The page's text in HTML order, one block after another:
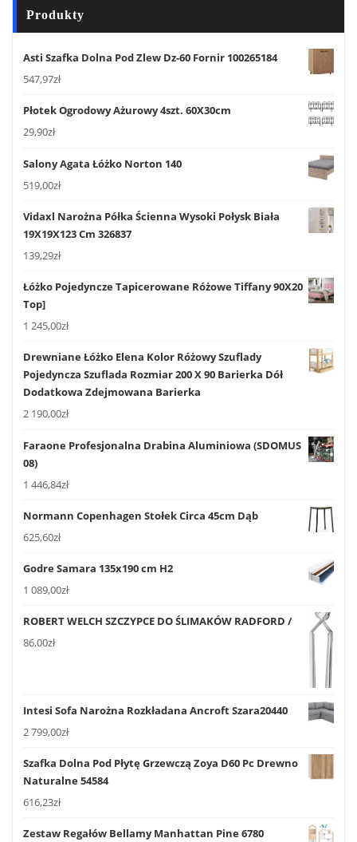
Produkty
Asti Szafka Dolna Pod Zlew Dz-60 Fornir 100265184
547,97zł
Płotek Ogrodowy Ażurowy 4szt. 60X30cm
29,90zł
Salony Agata Łóżko Norton 140
519,00zł
Vidaxl Narożna Półka Ścienna Wysoki Połysk Biała
19X19X123 Cm 326837
139,29zł
Łóżko Pojedyncze Tapicerowane Różowe Tiffany 90X20
Top]
1 245,00zł
Drewniane Łóżko Elena Kolor Różowy Szuflady
Pojedyncza Szuflada Rozmiar 200 X 90 Barierka Dół
Dodatkowa Zdejmowana Barierka
2 190,00zł
Faraone Profesjonalna Drabina Aluminiowa (SDOMUS
08)
1 446,84zł
Normann Copenhagen Stołek Circa 45cm Dąb
625,60zł
Godre Samara 135x190 cm H2
1 089,00zł
ROBERT WELCH SZCZYPCE DO ŚLIMAKÓW RADFORD /
86,00zł
Intesi Sofa Narożna Rozkładana Ancroft Szara20440
2 799,00zł
Szafka Dolna Pod Płytę Grzewczą Zoya D60 Pc Drewno
Naturalne 54584
616,23zł
Zestaw Regałów Bellamy Manhattan Pine 6780